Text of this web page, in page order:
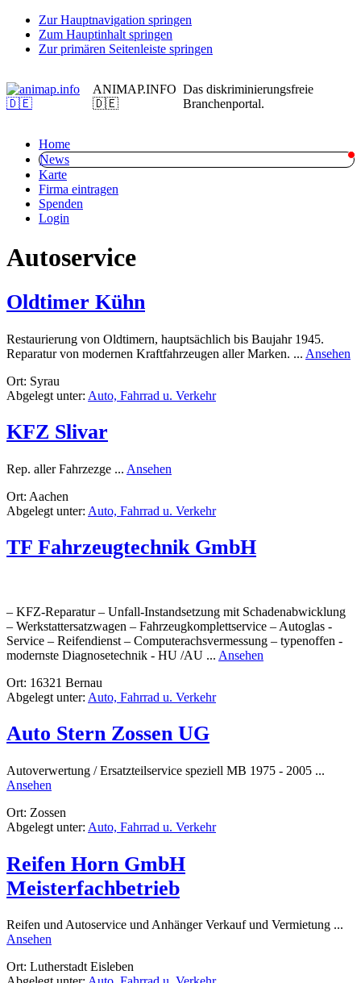
Zur Hauptnavigation springen
Zum Hauptinhalt springen
Zur primären Seitenleiste springen
ANIMAP.INFO
🇩🇪
Das diskriminierungsfreie
Branchenportal.
Home
News
Karte
Firma eintragen
Spenden
Login
Autoservice
Oldtimer Kühn
Restaurierung von Oldtimern, hauptsächlich bis Baujahr 1945.
Reparatur von modernen Kraftfahrzeugen aller Marken. ... Ansehen
Ort: Syrau
Abgelegt unter: Auto, Fahrrad u. Verkehr
KFZ Slivar
Rep. aller Fahrzezge ... Ansehen
Ort: Aachen
Abgelegt unter: Auto, Fahrrad u. Verkehr
TF Fahrzeugtechnik GmbH
– KFZ-Reparatur – Unfall-Instandsetzung mit Schadenabwicklung
– Werkstattersatzwagen – Fahrzeugkomplettservice – Autoglas -
Service – Reifendienst – Computerachsvermessung – typenoffen -
modernste Diagnosetechnik - HU /AU ... Ansehen
Ort: 16321 Bernau
Abgelegt unter: Auto, Fahrrad u. Verkehr
Auto Stern Zossen UG
Autoverwertung / Ersatzteilservice speziell MB 1975 - 2005 ...
Ansehen
Stern
Zossen
Ort: Zossen
Abgelegt unter: Auto, Fahrrad u. Verkehr
Reifen Horn GmbH
Meisterfachbetrieb
Reifen und Autoservice und Anhänger Verkauf und Vermietung ...
Ansehen
Horn
Ort: Lutherstadt Eisleben